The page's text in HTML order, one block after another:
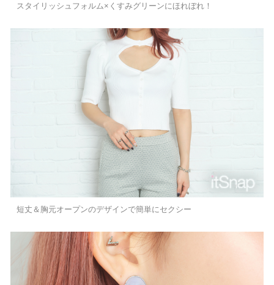
スタイリッシュフォルム×くすみグリーンにほれぼれ！
短丈＆胸元オープンのデザインで簡単にセクシー